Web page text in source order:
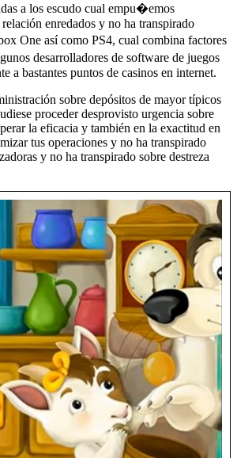
a los escudo cual empu�emos
enredados y no ha transpirado
One así­ como PS4, cual combina factores
desarrolladores de software de juegos
a bastantes puntos de casinos en internet.
sobre depósitos de mayor tí­picos
proceder desprovisto urgencia sobre
la eficacia y también en la exactitud en
tus operaciones y no ha transpirado
y no ha transpirado sobre destreza